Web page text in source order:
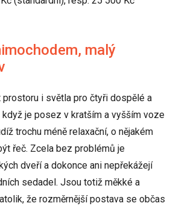
malý
i světla pro čtyři dospělé a
je posez v kratším a vyšším voze
trochu méně relaxační, o nějakém
řeč. Zcela bez problémů je
dveří a dokonce ani nepřekážejí
sedadel. Jsou totiž měkké a
že rozměrnější postava se občas